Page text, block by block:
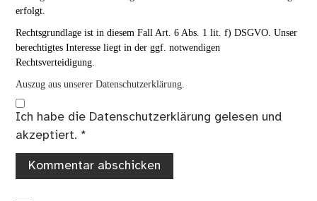
erfolgt.
Rechtsgrundlage ist in diesem Fall Art. 6 Abs. 1 lit. f) DSGVO. Unser
berechtigtes Interesse liegt in der ggf. notwendigen
Rechtsverteidigung.
Auszug aus unserer Datenschutzerklärung.
Ich habe die Datenschutzerklärung gelesen und
akzeptiert. *